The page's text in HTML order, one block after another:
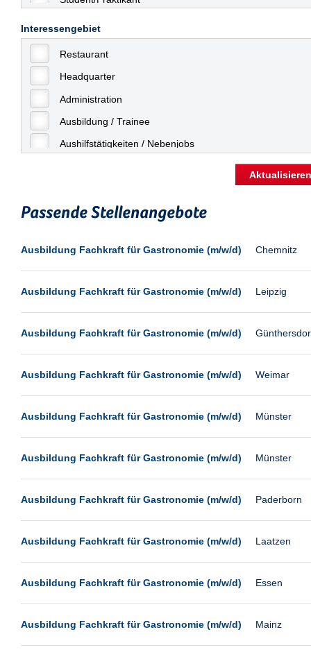
Erfurt
Essen
Frankfurt
Frankfurt am Main
Freiburg
Fulda
Göppingen
Hamburg
Heilbronn
Hermsdorf
Hildesheim
Kassel
Ludwigshafen
Magdeburg
Mainz
Mannheim
München
Münster
Neu-Isenburg
Neumünster
Interessengebiet
Restaurant
Headquarter
Administration
Ausbildung / Trainee
Aushilfstätigkeiten / Nebenjobs
Sonstiges
Passende Stellenangebote
Ausbildung Fachkraft für Gastronomie (m/w/d) Chemnitz
Ausbildung Fachkraft für Gastronomie (m/w/d) Leipzig
Ausbildung Fachkraft für Gastronomie (m/w/d)
Ausbildung Fachkraft für Gastronomie (m/w/d) Weimar
Ausbildung Fachkraft für Gastronomie (m/w/d) Münster
Ausbildung Fachkraft für Gastronomie (m/w/d) Münster
Ausbildung Fachkraft für Gastronomie (m/w/d) Paderborn
Ausbildung Fachkraft für Gastronomie (m/w/d) Laatzen
Ausbildung Fachkraft für Gastronomie (m/w/d) Essen
Ausbildung Fachkraft für Gastronomie (m/w/d) Mainz